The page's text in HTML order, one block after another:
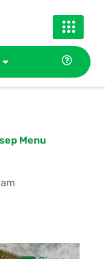
Menu